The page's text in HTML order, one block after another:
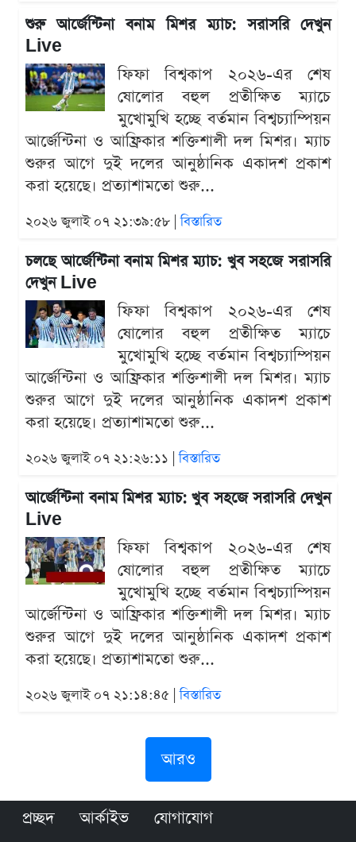
শুরু আর্জেন্টিনা বনাম মিশর ম্যাচ: সরাসরি দেখুন
Live
ফিফা বিশ্বকাপ ২০২৬-এর শেষ
ষোলোর বহুল প্রতীক্ষিত ম্যাচে
মুখোমুখি হচ্ছে বর্তমান বিশ্বচ্যাম্পিয়ন
আর্জেন্টিনা ও আফ্রিকার শক্তিশালী দল মিশর। ম্যাচ
শুরুর আগে দুই দলের আনুষ্ঠানিক একাদশ প্রকাশ
করা হয়েছে। প্রত্যাশামতো শুরু...
২০২৬ জুলাই ০৭ ২১:৩৯:৫৮ |বিস্তারিত
চলছে আর্জেন্টিনা বনাম মিশর ম্যাচ: খুব সহজে সরাসরি
দেখুন Live
ফিফা বিশ্বকাপ ২০২৬-এর শেষ
ষোলোর বহুল প্রতীক্ষিত ম্যাচে
মুখোমুখি হচ্ছে বর্তমান বিশ্বচ্যাম্পিয়ন
আর্জেন্টিনা ও আফ্রিকার শক্তিশালী দল মিশর। ম্যাচ
শুরুর আগে দুই দলের আনুষ্ঠানিক একাদশ প্রকাশ
করা হয়েছে। প্রত্যাশামতো শুরু...
২০২৬ জুলাই ০৭ ২১:২৬:১১ |বিস্তারিত
আর্জেন্টিনা বনাম মিশর ম্যাচ: খুব সহজে সরাসরি দেখুন
Live
ফিফা বিশ্বকাপ ২০২৬-এর শেষ
ষোলোর বহুল প্রতীক্ষিত ম্যাচে
মুখোমুখি হচ্ছে বর্তমান বিশ্বচ্যাম্পিয়ন
আর্জেন্টিনা ও আফ্রিকার শক্তিশালী দল মিশর। ম্যাচ
শুরুর আগে দুই দলের আনুষ্ঠানিক একাদশ প্রকাশ
করা হয়েছে। প্রত্যাশামতো শুরু...
২০২৬ জুলাই ০৭ ২১:১৪:৪৫ |বিস্তারিত
আরও
প্রচ্ছদ আর্কাইভ যোগাযোগ